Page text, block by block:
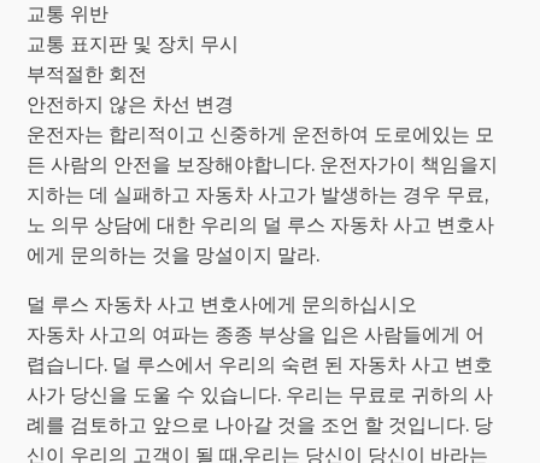
교통 위반
교통 표지판 및 장치 무시
부적절한 회전
안전하지 않은 차선 변경
운전자는 합리적이고 신중하게 운전하여 도로에있는 모
든 사람의 안전을 보장해야합니다. 운전자가이 책임을지
지하는 데 실패하고 자동차 사고가 발생하는 경우 무료,
노 의무 상담에 대한 우리의 덜 루스 자동차 사고 변호사
에게 문의하는 것을 망설이지 말라.
덜 루스 자동차 사고 변호사에게 문의하십시오
자동차 사고의 여파는 종종 부상을 입은 사람들에게 어
렵습니다. 덜 루스에서 우리의 숙련 된 자동차 사고 변호
사가 당신을 도울 수 있습니다. 우리는 무료로 귀하의 사
례를 검토하고 앞으로 나아갈 것을 조언 할 것입니다. 당
신이 우리의 고객이 될 때,우리는 당신이 당신이 바라는